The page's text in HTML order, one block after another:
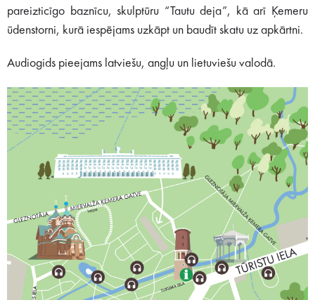
pareizticīgo baznīcu, skulptūru “Tautu deja”, kā arī Ķemeru
ūdenstorni, kurā iespējams uzkāpt un baudīt skatu uz apkārtni.
Audiogids pieejams latviešu, angļu un lietuviešu valodā.